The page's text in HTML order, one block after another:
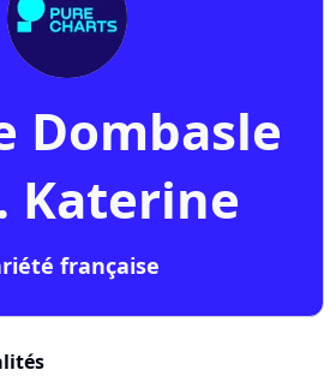
Dombasle
Katerine
française